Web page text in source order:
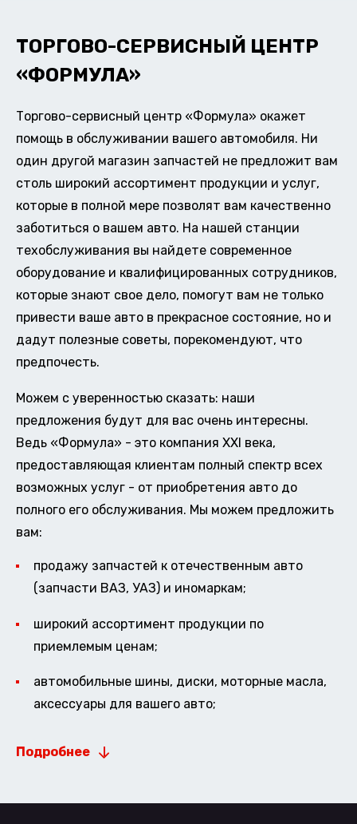
ТОРГОВО-СЕРВИСНЫЙ ЦЕНТР
«ФОРМУЛА»
Торгово-сервисный центр «Формула» окажет
помощь в обслуживании вашего автомобиля. Ни
один другой магазин запчастей не предложит вам
столь широкий ассортимент продукции и услуг,
которые в полной мере позволят вам качественно
заботиться о вашем авто. На нашей станции
техобслуживания вы найдете современное
оборудование и квалифицированных сотрудников,
которые знают свое дело, помогут вам не только
привести ваше авто в прекрасное состояние, но и
дадут полезные советы, порекомендуют, что
предпочесть.
Можем с уверенностью сказать: наши
предложения будут для вас очень интересны.
Ведь «Формула» - это компания XXI века,
предоставляющая клиентам полный спектр всех
возможных услуг - от приобретения авто до
полного его обслуживания. Мы можем предложить
вам:
продажу запчастей к отечественным авто
(запчасти ВАЗ, УАЗ) и иномаркам;
широкий ассортимент продукции по
приемлемым ценам;
автомобильные шины, диски, моторные масла,
аксессуары для вашего авто;
Подробнее